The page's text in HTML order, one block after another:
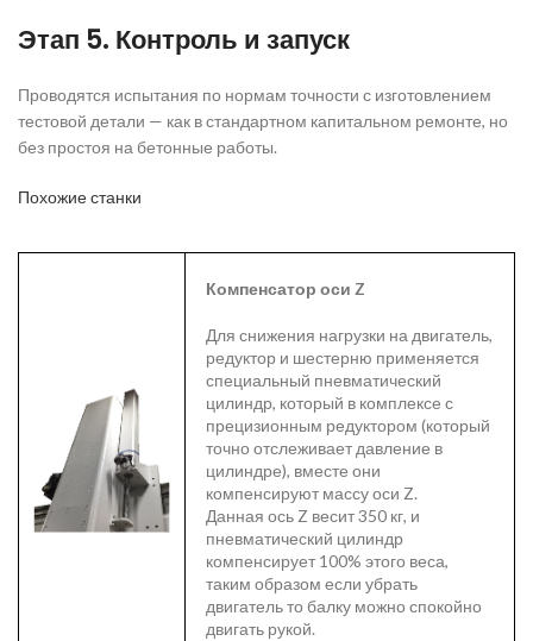
Этап 5. Контроль и запуск
Проводятся испытания по нормам точности с изготовлением
тестовой детали — как в стандартном капитальном ремонте, но
без простоя на бетонные работы.
Похожие станки
Компенсатор оси Z
Для снижения нагрузки на двигатель,
редуктор и шестерню применяется
специальный пневматический
цилиндр, который в комплексе с
прецизионным редуктором (который
точно отслеживает давление в
цилиндре), вместе они
компенсируют массу оси Z.
Данная ось Z весит 350 кг, и
пневматический цилиндр
компенсирует 100% этого веса,
таким образом если убрать
двигатель то балку можно спокойно
двигать рукой.